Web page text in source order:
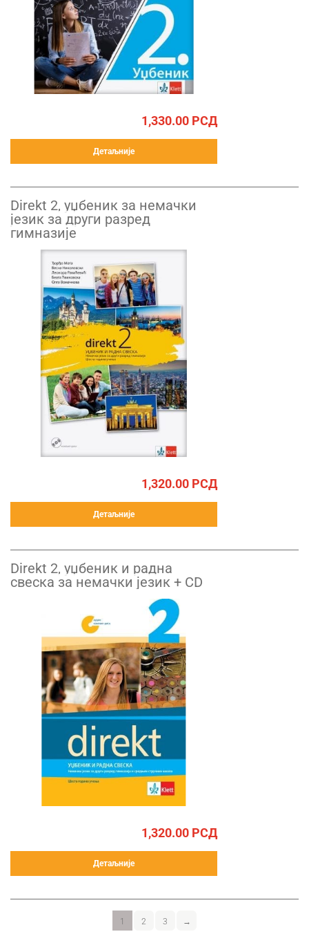
1,330.00 РСД
Детаљније
Direkt 2, уџбеник за немачки
језик за други разред
гимназије
1,320.00 РСД
Детаљније
Direkt 2, уџбеник и радна
свеска за немачки језик + CD
1,320.00 РСД
Детаљније
1 2 3 →